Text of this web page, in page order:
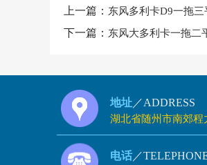
上一篇： 东风多利卡D9一拖
下一篇： 东风大多利卡一拖二
地址 ／ADDRESS
湖北省随州市南郊程
电话 ／